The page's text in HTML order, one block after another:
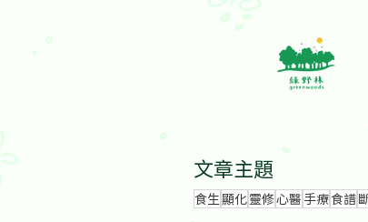
文章主題
食生顯化靈修心醫 手療食譜